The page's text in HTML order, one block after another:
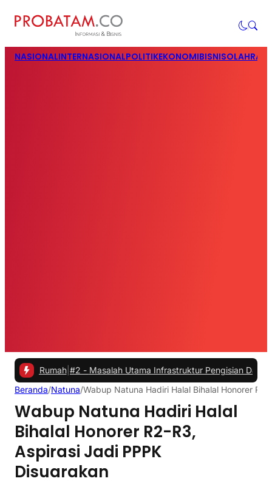
NASIONALINTERNASIONALPOLITIKEKONOMIBISNIS
|#2 -Masalah Utama Infrastruktur Pengisian Daya untuk
Beranda/Natuna/Wabup Natuna Hadiri Halal Bihalal Honorer
Wabup Natuna Hadiri Halal
Bihalal Honorer R2-R3,
Aspirasi Jadi PPPK
Disuarakan